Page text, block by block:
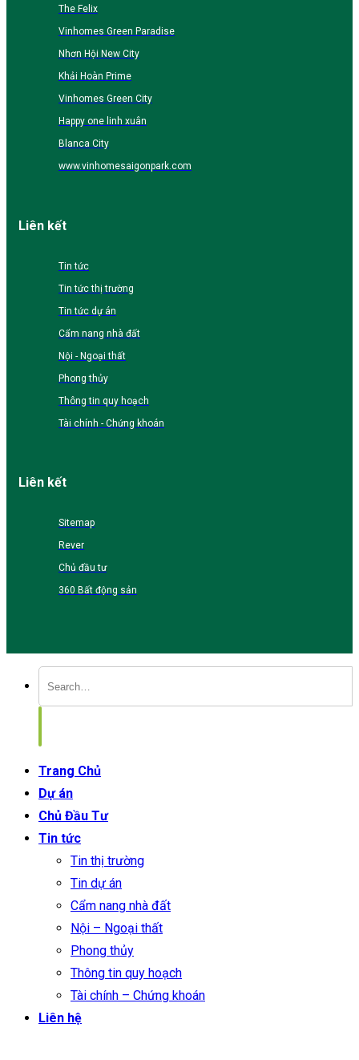
The Felix
Vinhomes Green Paradise
Nhơn Hội New City
Khải Hoàn Prime
Vinhomes Green City
Happy one linh xuân
Blanca City
www.vinhomesaigonpark.com
Liên kết
Tin tức
Tin tức thị trường
Tin tức dự án
Cẩm nang nhà đất
Nội - Ngoại thất
Phong thủy
Thông tin quy hoạch
Tài chính - Chứng khoán
Liên kết
Sitemap
Rever
Chủ đầu tư
360 Bất động sản
Trang Chủ
Dự án
Chủ Đầu Tư
Tin tức
Tin thị trường
Tin dự án
Cẩm nang nhà đất
Nội – Ngoại thất
Phong thủy
Thông tin quy hoạch
Tài chính – Chứng khoán
Liên hệ